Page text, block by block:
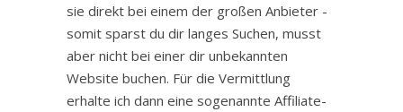
sie direkt bei einem der großen Anbieter -
somit sparst du dir langes Suchen, musst
aber nicht bei einer dir unbekannten
Website buchen. Für die Vermittlung
erhalte ich dann eine sogenannte Affiliate-